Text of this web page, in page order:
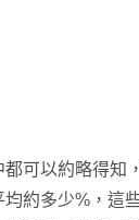
可以約略得知
約多少%，這